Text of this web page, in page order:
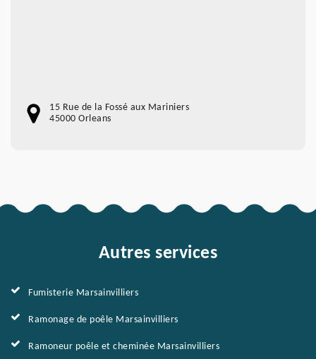
15 Rue de la Fossé aux Mariniers
45000 Orleans
Autres services
Fumisterie Marsainvilliers
Ramonage de poêle Marsainvilliers
Ramoneur poêle et cheminée Marsainvilliers